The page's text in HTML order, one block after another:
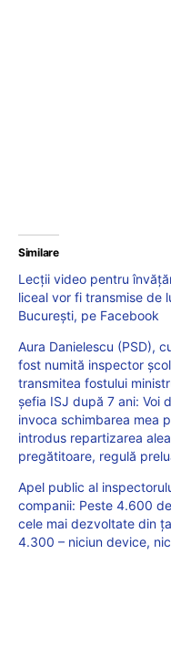
Similare
Lecții video pentru
liceal vor fi transmise de
București, pe Facebook
Aura Danielescu (PSD),
fost numită inspector
transmitea fostului
șefia ISJ după 7 ani: Voi
invoca schimbarea mea
introdus repartizarea
pregătitoare, regulă
Apel public al
companii: Peste 4.600
cele mai dezvoltate din
4.300 – niciun device,